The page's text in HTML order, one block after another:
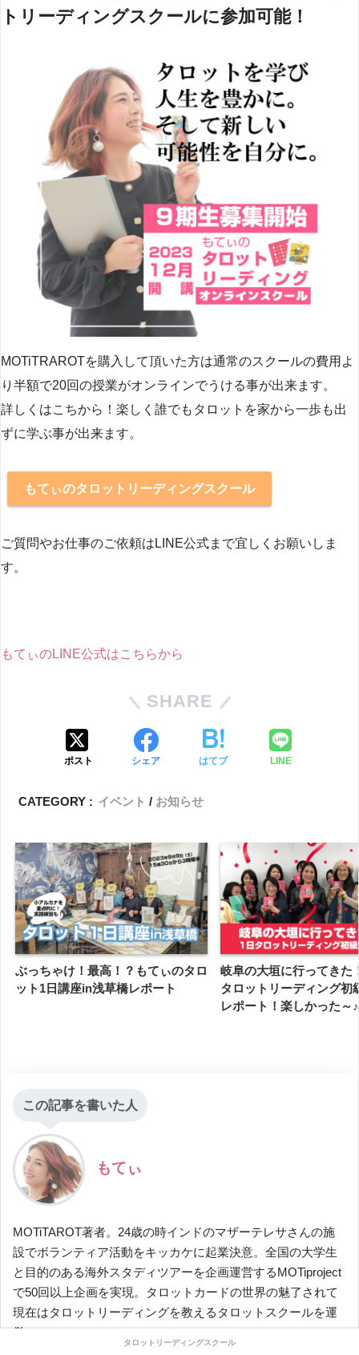
トリーディングスクールに参加可能！
MOTiTRAROTを購入して頂いた方は通常のスクールの費用よ
り半額で20回の授業がオンラインでうける事が出来ます。
詳しくはこちから！楽しく誰でもタロットを家から一歩も出
ずに学ぶ事が出来ます。
もてぃのタロットリーディングスクール
ご質問やお仕事のご依頼はLINE公式まで宜しくお願いしま
す。
もてぃのLINE公式はこちらから
SHARE
ポスト シェア はてブ LINE
CATEGORY : イベント お知らせ
ぶっちゃけ！最高！？もてぃのタロ
ット1日講座in浅草橋レポート
岐阜の大垣に行ってきた
タロットリーディング初
レポート！楽しかった～♪
この記事を書いた人
もてぃ
MOTiTAROT著者。24歳の時インドのマザーテレサさんの施
設でボランティア活動をキッカケに起業決意。全国の大学生
と目的のある海外スタディツアーを企画運営するMOTiproject
で50回以上企画を実現。タロットカードの世界の魅了されて
現在はタロットリーディングを教えるタロットスクールを運
営。
タロットリーディングスクール